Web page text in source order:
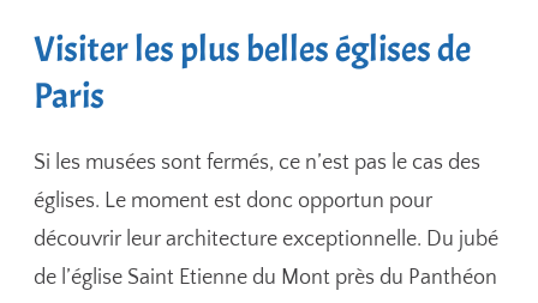
Visiter les plus belles églises de
Paris
Si les musées sont fermés, ce n’est pas le cas des
églises. Le moment est donc opportun pour
découvrir leur architecture exceptionnelle. Du jubé
de l’église Saint Etienne du Mont près du Panthéon